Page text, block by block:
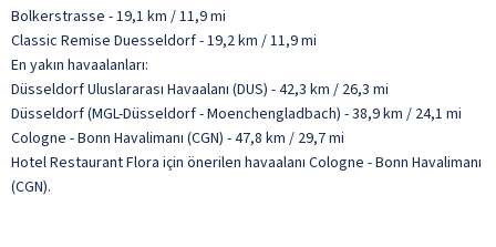
Bolkerstrasse - 19,1 km / 11,9 mi
Classic Remise Duesseldorf - 19,2 km / 11,9 mi
En yakın havaalanları:
Düsseldorf Uluslararası Havaalanı (DUS) - 42,3 km / 26,3 mi
Düsseldorf (MGL-Düsseldorf - Moenchengladbach) - 38,9 km / 24,1 mi
Cologne - Bonn Havalimanı (CGN) - 47,8 km / 29,7 mi
Hotel Restaurant Flora için önerilen havaalanı Cologne - Bonn Havalimanı
(CGN).